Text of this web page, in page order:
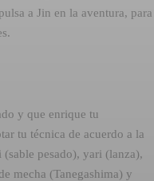
a Jin en la aventura, para
y que enrique tu
tu técnica de acuerdo a la
(sable pesado), yari (lanza),
mecha (Tanegashima) y